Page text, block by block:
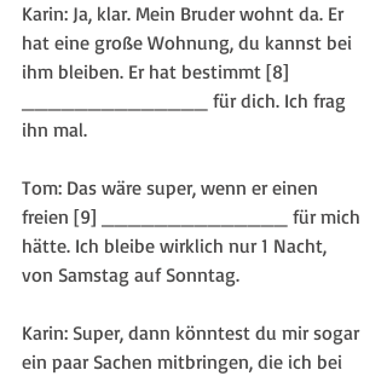
Karin: Ja, klar. Mein Bruder wohnt da. Er
hat eine große Wohnung, du kannst bei
ihm bleiben. Er hat bestimmt [8]
______________ für dich. Ich frag
ihn mal.
Tom: Das wäre super, wenn er einen
freien [9] ______________ für mich
hätte. Ich bleibe wirklich nur 1 Nacht,
von Samstag auf Sonntag.
Karin: Super, dann könntest du mir sogar
ein paar Sachen mitbringen, die ich bei